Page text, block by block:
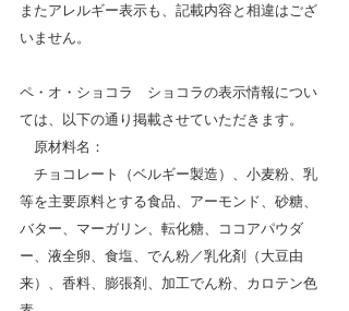
またアレルギー表示も、記載内容と相違はござ
いません。
ペ・オ・ショコラ　ショコラの表示情報につい
ては、以下の通り掲載させていただきます。
原材料名：
チョコレート（ベルギー製造）、小麦粉、乳
等を主要原料とする食品、アーモンド、砂糖、
バター、マーガリン、転化糖、ココアパウダ
ー、液全卵、食塩、でん粉／乳化剤（大豆由
来）、香料、膨張剤、加工でん粉、カロテン色